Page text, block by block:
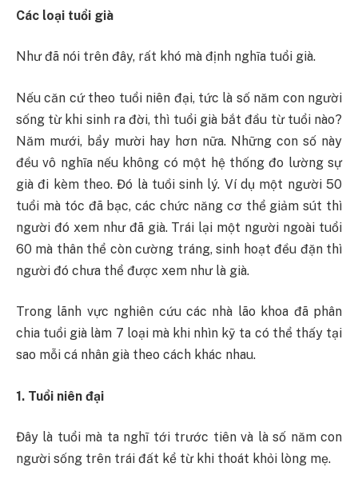
Các loại tuổi già
Như đã nói trên đây, rất khó mà định nghĩa tuổi già.
Nếu căn cứ theo tuổi niên đại, tức là số năm con người
sống từ khi sinh ra đời, thì tuổi già bắt đầu từ tuổi nào?
Năm mưới, bẩy mười hay hơn nữa. Những con số này
đều vô nghĩa nếu không có một hệ thống đo lường sự
già đi kèm theo. Đó là tuồi sinh lý. Ví dụ một người 50
tuổi mà tóc đã bạc, các chức năng cơ thể giảm sút thì
người đó xem như đã già. Trái lại một người ngoài tuổi
60 mà thân thể còn cường tráng, sinh hoạt đều đặn thì
người đó chưa thể được xem như là già.
Trong lãnh vực nghiên cứu các nhà lão khoa đã phân
chia tuổi già làm 7 loại mà khi nhìn kỹ ta có thể thấy tại
sao mỗi cá nhân già theo cách khác nhau.
1. Tuổi niên đại
Đây là tuổi mà ta nghĩ tới trước tiên và là số năm con
người sống trên trái đất kể từ khi thoát khỏi lòng mẹ.